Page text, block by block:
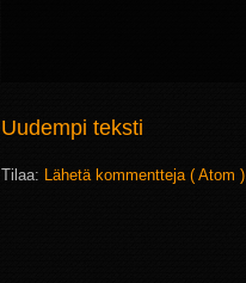
Uudempi teksti
Tilaa: Lähetä kommentteja ( Atom )